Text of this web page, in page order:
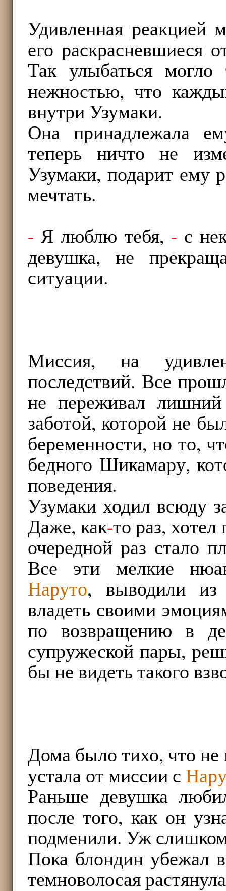
Удивленная реакцией
его раскрасневшиеся
Так улыбаться
нежностью, что
внутри Узумаки.
Она принадлежала
теперь ничто не
Узумаки, подарит ему
мечтать.
- Я люблю тебя, - с
девушка, не
ситуации.
Миссия, на
последствий. Все
не переживал
заботой, которой не
беременности, но то,
бедного Шикамару,
поведения.
Узумаки ходил всюду
Даже, как-то раз,
очередной раз стало
Все эти мелкие
Наруто, выводили
владеть своими
по возвращению в
супружеской пары,
бы не видеть такого
Дома было тихо, что не
устала от миссии с
Раньше девушка
после того, как он
подменили. Уж
Пока блондин убежал
темноволосая